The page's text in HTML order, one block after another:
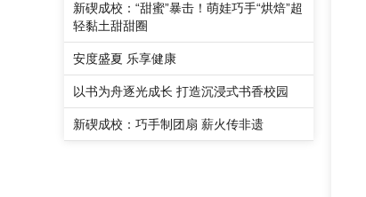
新碶成校：“甜蜜”暴击！萌娃巧手“烘焙”超
轻黏土甜甜圈
安度盛夏 乐享健康
以书为舟逐光成长 打造沉浸式书香校园
新碶成校：巧手制团扇 薪火传非遗